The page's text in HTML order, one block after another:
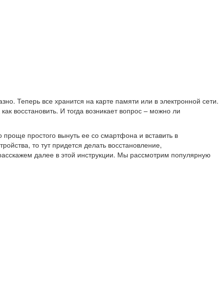
Теперь все хранится на карте памяти или в электронной сети.
восстановить. И тогда возникает вопрос – можно ли
простого вынуть ее со смартфона и вставить в
то тут придется делать восстановление,
далее в этой инструкции. Мы рассмотрим популярную